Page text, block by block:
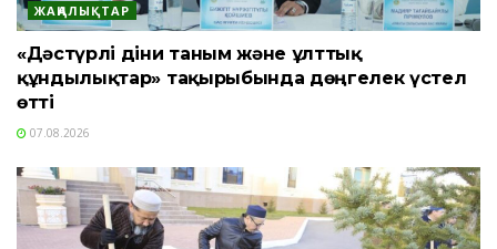
ЖАҢАЛЫҚТАР
«Дәстүрлі діни таным және ұлттық
құндылықтар» тақырыбында дөңгелек үстел
өтті
07.08.2026